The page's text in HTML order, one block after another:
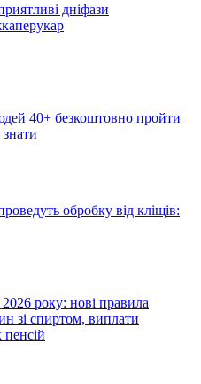
дніфази
перукар
40+ безкоштовно пройти
обробку від кліщів:
року: нові правила
зі спиртом, виплати
пенсій